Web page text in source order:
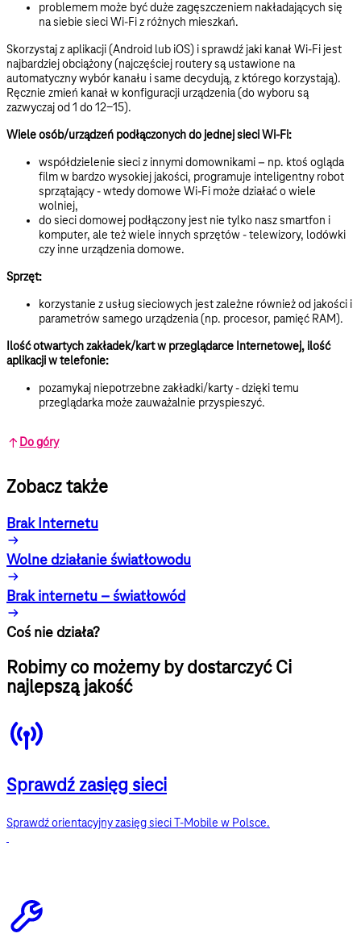
problemem może być duże zagęszczeniem nakładających się
na siebie sieci Wi-Fi z różnych mieszkań.
Skorzystaj z aplikacji (Android lub iOS) i sprawdź jaki kanał Wi-Fi jest
najbardziej obciążony (najczęściej routery są ustawione na
automatyczny wybór kanału i same decydują, z którego korzystają).
Ręcznie zmień kanał w konfiguracji urządzenia (do wyboru są
zazwyczaj od 1 do 12-15).
Wiele osób/urządzeń podłączonych do jednej sieci Wi-Fi:
współdzielenie sieci z innymi domownikami – np. ktoś ogląda
film w bardzo wysokiej jakości, programuje inteligentny robot
sprzątający - wtedy domowe Wi-Fi może działać o wiele
wolniej,
do sieci domowej podłączony jest nie tylko nasz smartfon i
komputer, ale też wiele innych sprzętów - telewizory, lodówki
czy inne urządzenia domowe.
Sprzęt:
korzystanie z usług sieciowych jest zależne również od jakości i
parametrów samego urządzenia (np. procesor, pamięć RAM).
Ilość otwartych zakładek/kart w przeglądarce Internetowej, ilość
aplikacji w telefonie:
pozamykaj niepotrzebne zakładki/karty - dzięki temu
przeglądarka może zauważalnie przyspieszyć.
Do góry
Zobacz także
Brak Internetu
Wolne działanie światłowodu
Brak internetu – światłowód
Coś nie działa?
Robimy co możemy by dostarczyć Ci
najlepszą jakość
Sprawdź zasięg sieci
Sprawdź orientacyjny zasięg sieci T-Mobile w Polsce.